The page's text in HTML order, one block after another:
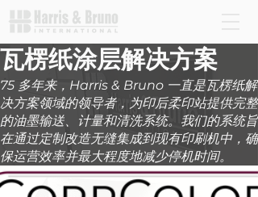
瓦楞纸涂层解决方案
75 多年来，Harris & Bruno 一直是瓦楞纸解
决方案领域的领导者，为印后柔印站提供完整
的油墨输送、计量和清洗系统。我们的系统旨
在通过定制改造无缝集成到现有印刷机中，确
保运营效率并最大程度地减少停机时间。